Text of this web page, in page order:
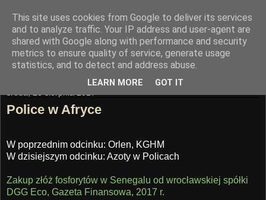
Trasa Nowomostowa
"Mądrość buduje miasto"
Police w Afryce
W poprzednim odcinku: Orlen, KGHM
W dzisiejszym odcinku: Azoty w Policach
Zakup złóż fosforytów w Senegalu od wrocławskiej spółki
DGG Eco, Gazeta Finansowa, 2017 r.
This site uses cookies from Google to deliver its services
and to analyze traffic. Your IP address and user-agent are
shared with Google along with performance and security
metrics to ensure quality of service, generate usage
statistics, and to detect and address abuse.
LEARN MORE GOT IT